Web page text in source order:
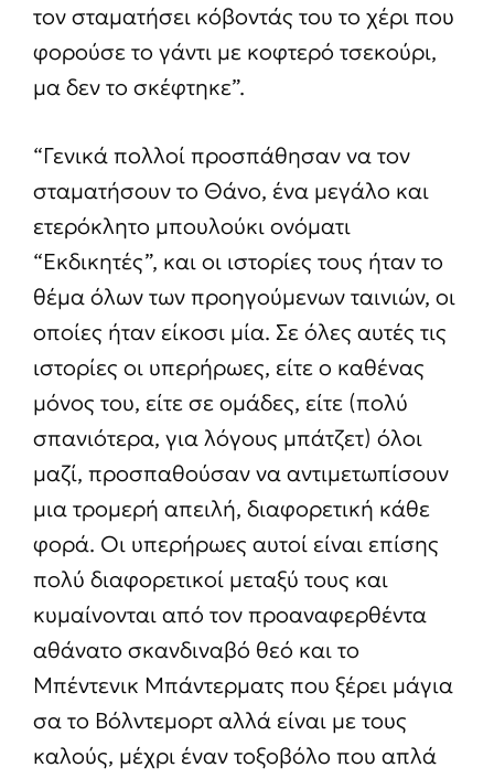
τον σταματήσει κόβοντάς του το χέρι που
φορούσε το γάντι με κοφτερό τσεκούρι,
μα δεν το σκέφτηκε”.
“Γενικά πολλοί προσπάθησαν να τον
σταματήσουν το Θάνο, ένα μεγάλο και
ετερόκλητο μπουλούκι ονόματι
“Εκδικητές”, και οι ιστορίες τους ήταν το
θέμα όλων των προηγούμενων ταινιών, οι
οποίες ήταν είκοσι μία. Σε όλες αυτές τις
ιστορίες οι υπερήρωες, είτε ο καθένας
μόνος του, είτε σε ομάδες, είτε (πολύ
σπανιότερα, για λόγους μπάτζετ) όλοι
μαζί, προσπαθούσαν να αντιμετωπίσουν
μια τρομερή απειλή, διαφορετική κάθε
φορά. Οι υπερήρωες αυτοί είναι επίσης
πολύ διαφορετικοί μεταξύ τους και
κυμαίνονται από τον προαναφερθέντα
αθάνατο σκανδιναβό θεό και το
Μπέντενικ Μπάντερματς που ξέρει μάγια
σα το Βόλντεμορτ αλλά είναι με τους
καλούς, μέχρι έναν τοξοβόλο που απλά